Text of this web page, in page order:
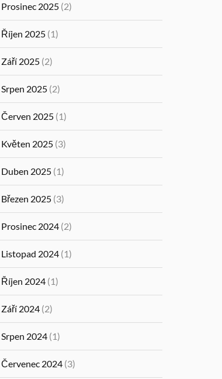
Prosinec 2025 (2)
Říjen 2025 (1)
Září 2025 (2)
Srpen 2025 (2)
Červen 2025 (1)
Květen 2025 (3)
Duben 2025 (1)
Březen 2025 (3)
Prosinec 2024 (2)
Listopad 2024 (1)
Říjen 2024 (1)
Září 2024 (2)
Srpen 2024 (1)
Červenec 2024 (3)